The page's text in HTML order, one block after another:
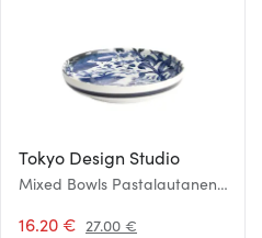
Tokyo Design Studio
Mixed Bowls Pastalautanen
16.20 € 27.00 €